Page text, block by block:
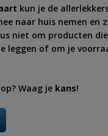
kun je de
naar huis nemen en
niet om producten
leggen of om je
Waag je kans!